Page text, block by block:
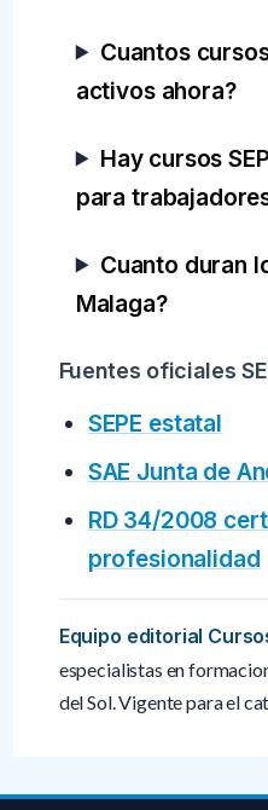
Cuantos
activos ahora?
Hay cursos
para
Cuanto duran
Malaga?
Fuentes oficiales
SEPE estatal
SAE Junta de
RD 34/2008
profesionalidad
Equipo editorial
especialistas en
del Sol. Vigente para el